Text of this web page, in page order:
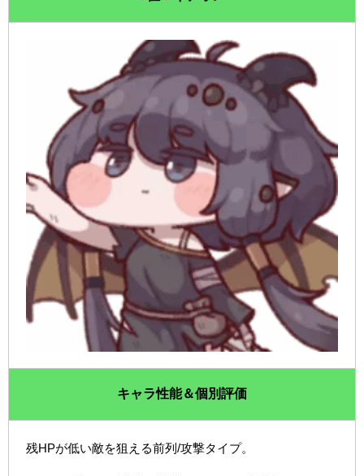
キャラ性能＆個別評価
残HPが低い敵を狙える前列/攻撃タイプ。